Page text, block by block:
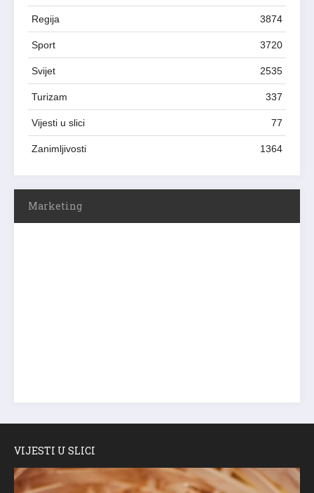
Regija 3874
Sport 3720
Svijet 2535
Turizam 337
Vijesti u slici 77
Zanimljivosti 1364
Marketing
VIJESTI U SLICI